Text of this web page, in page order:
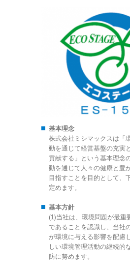
基本理念
株式会社ミシマックスは「
動を通じて経営基盤の充実
貢献する」という基本理念
動を通じて人々の健康と豊
目指すことを目的として、
定めます。
基本方針
(1)当社は、環境問題が最重
であることを認識し、当社
が環境に与える影響を配慮
しい環境管理活動の継続的
防に努めます。